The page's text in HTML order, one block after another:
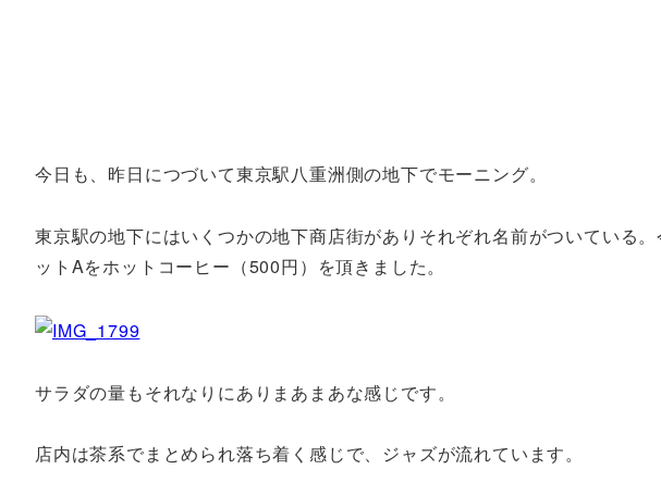
今日も、昨日につづいて東京駅八重洲側の地下でモーニング。
東京駅の地下にはいくつかの地下商店街がありそれぞれ名前がついている
ットAをホットコーヒー（500円）を頂きました。
サラダの量もそれなりにありまあまあな感じです。
店内は茶系でまとめられ落ち着く感じで、ジャズが流れています。